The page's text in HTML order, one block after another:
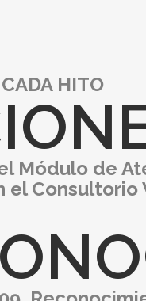
HITO
Módulo de
el Consultorio